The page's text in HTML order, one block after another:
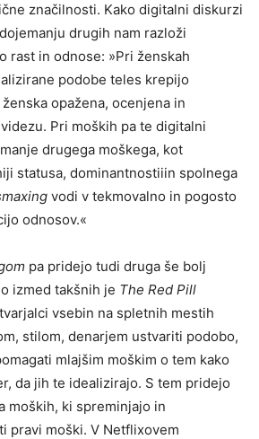
značilnosti. Kako digitalni diskurzi
drugih nam razloži
rast in odnose: »Pri ženskah
podobe teles krepijo
opažena, ocenjena in
Pri moških pa te digitalni
drugega moškega, kot
statusa, dominantnostiiin spolnega
vodi v tekmovalno in pogosto
odnosov.«
pa pridejo tudi druga še bolj
izmed takšnih je The Red Pill
vsebin na spletnih mestih
stilom, denarjem ustvariti podobo,
mlajšim moškim o tem kako
da jih te idealizirajo. S tem pridejo
moških, ki spreminjajo in
pravi moški. V Netflixovem